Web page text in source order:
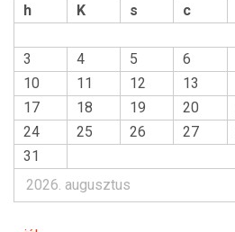
2026. augusztus
h K s c
3
4 5 6
10
11 12 13
17
18 19 20
24
25 26 27
31